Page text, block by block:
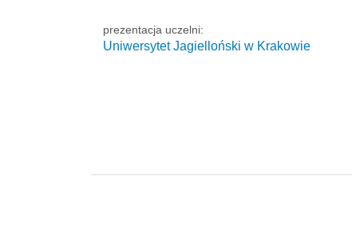
prezentacja uczelni:
Uniwersytet Jagielloński w Krakowie